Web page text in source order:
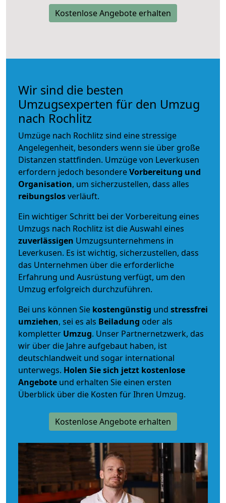
Kostenlose Angebote erhalten
Wir sind die besten
Umzugsexperten für den Umzug
nach Rochlitz
Umzüge nach Rochlitz sind eine stressige
Angelegenheit, besonders wenn sie über große
Distanzen stattfinden. Umzüge von Leverkusen
erfordern jedoch besondereVorbereitung und
Organisation, um sicherzustellen, dass alles
reibungslosverläuft.
Ein wichtiger Schritt bei der Vorbereitung eines
Umzugs nach Rochlitz ist die Auswahl eines
zuverlässigen Umzugsunternehmens in
Leverkusen. Es ist wichtig, sicherzustellen, dass
das Unternehmen über die erforderliche
Erfahrung und Ausrüstung verfügt, um den
Umzug erfolgreich durchzuführen.
Bei uns können Sie kostengünstig und stressfrei
umziehen, sei es als Beiladung oder als
kompletter Umzug. Unser Partnernetzwerk, das
wir über die Jahre aufgebaut haben, ist
deutschlandweit und sogar international
unterwegs. Holen Sie sich jetzt kostenlose
Angebote und erhalten Sie einen ersten
Überblick über die Kosten für Ihren Umzug.
Kostenlose Angebote erhalten